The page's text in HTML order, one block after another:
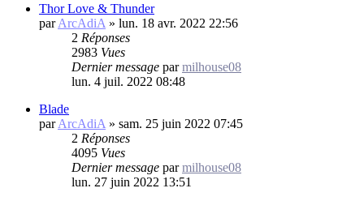
Thor Love & Thunder
parArcAdiA » lun. 18 avr. 2022 22:56
2 Réponses
2983 Vues
Dernier message parmilhouse08
lun. 4 juil. 2022 08:48
Blade
parArcAdiA » sam. 25 juin 2022 07:45
2 Réponses
4095 Vues
Dernier message parmilhouse08
lun. 27 juin 2022 13:51